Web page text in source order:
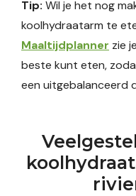
Tip: Wil je het nog
koolhydraatarm te
Maaltijdplanner zie
beste kunt eten,
een uitgebalanceerd